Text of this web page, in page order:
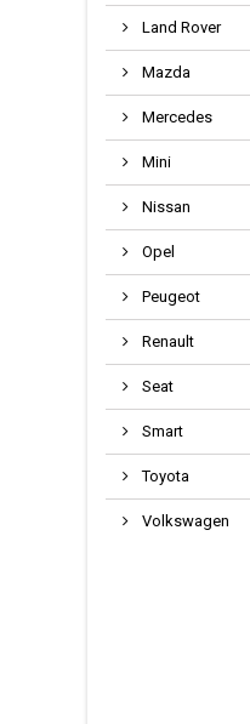
Land Rover
Mazda
Mercedes
Mini
Nissan
Opel
Peugeot
Renault
Seat
Smart
Toyota
Volkswagen